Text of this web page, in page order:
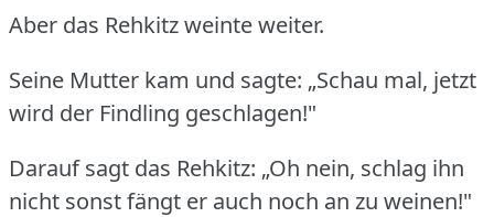
Aber das Rehkitz weinte weiter.
Seine Mutter kam und sagte: „Schau mal, jetzt
wird der Findling geschlagen!"
Darauf sagt das Rehkitz: „Oh nein, schlag ihn
nicht sonst fängt er auch noch an zu weinen!"